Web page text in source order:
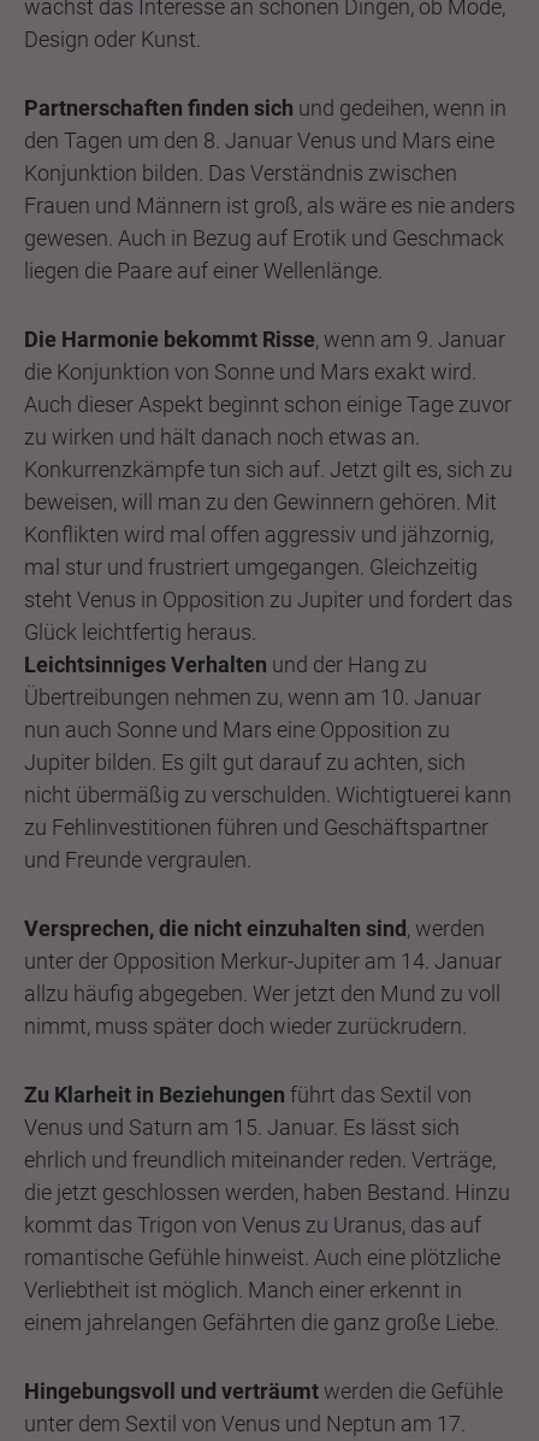
wächst das Interesse an schönen Dingen, ob Mode,
Design oder Kunst.
Partnerschaften finden sich und gedeihen, wenn in
den Tagen um den 8. Januar Venus und Mars eine
Konjunktion bilden. Das Verständnis zwischen
Frauen und Männern ist groß, als wäre es nie anders
gewesen. Auch in Bezug auf Erotik und Geschmack
liegen die Paare auf einer Wellenlänge.
Die Harmonie bekommt Risse, wenn am 9. Januar
die Konjunktion von Sonne und Mars exakt wird.
Auch dieser Aspekt beginnt schon einige Tage zuvor
zu wirken und hält danach noch etwas an.
Konkurrenzkämpfe tun sich auf. Jetzt gilt es, sich zu
beweisen, will man zu den Gewinnern gehören. Mit
Konflikten wird mal offen aggressiv und jähzornig,
mal stur und frustriert umgegangen. Gleichzeitig
steht Venus in Opposition zu Jupiter und fordert das
Glück leichtfertig heraus.
Leichtsinniges Verhalten und der Hang zu
Übertreibungen nehmen zu, wenn am 10. Januar
nun auch Sonne und Mars eine Opposition zu
Jupiter bilden. Es gilt gut darauf zu achten, sich
nicht übermäßig zu verschulden. Wichtigtuerei kann
zu Fehlinvestitionen führen und Geschäftspartner
und Freunde vergraulen.
Versprechen, die nicht einzuhalten sind, werden
unter der Opposition Merkur-Jupiter am 14. Januar
allzu häufig abgegeben. Wer jetzt den Mund zu voll
nimmt, muss später doch wieder zurückrudern.
Zu Klarheit in Beziehungen führt das Sextil von
Venus und Saturn am 15. Januar. Es lässt sich
ehrlich und freundlich miteinander reden. Verträge,
die jetzt geschlossen werden, haben Bestand. Hinzu
kommt das Trigon von Venus zu Uranus, das auf
romantische Gefühle hinweist. Auch eine plötzliche
Verliebtheit ist möglich. Manch einer erkennt in
einem jahrelangen Gefährten die ganz große Liebe.
Hingebungsvoll und verträumtwerden die Gefühle
unter dem Sextil von Venus und Neptun am 17.